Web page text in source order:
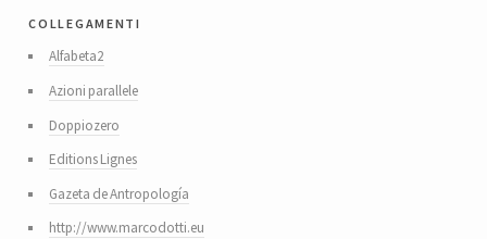
collegamenti
Alfabeta2
Azioni parallele
Doppiozero
Editions Lignes
Gazeta de Antropología
http://www.marcodotti.eu